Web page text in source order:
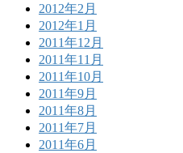
2012年2月
2012年1月
2011年12月
2011年11月
2011年10月
2011年9月
2011年8月
2011年7月
2011年6月